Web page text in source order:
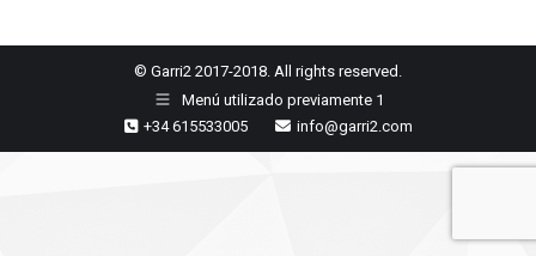
© Garri2 2017-2018. All rights reserved.
Menú utilizado previamente 1
+34 615533005
info@garri2.com